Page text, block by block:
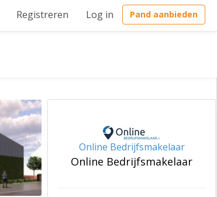
Registreren Log in Pand aanbieden
Online Bedrijfsmakelaar
Online Bedrijfsmakelaar